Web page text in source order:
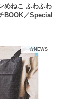
めねこ ふわふわ
BOOK／Special
☆NEWS